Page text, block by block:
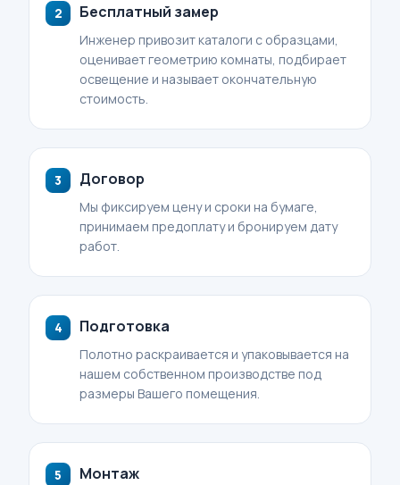
Бесплатный замер
Инженер привозит каталоги с образцами,
оценивает геометрию комнаты, подбирает
освещение и называет окончательную
стоимость.
Договор
Мы фиксируем цену и сроки на бумаге,
принимаем предоплату и бронируем дату
работ.
Подготовка
Полотно раскраивается и упаковывается на
нашем собственном производстве под
размеры Вашего помещения.
Монтаж